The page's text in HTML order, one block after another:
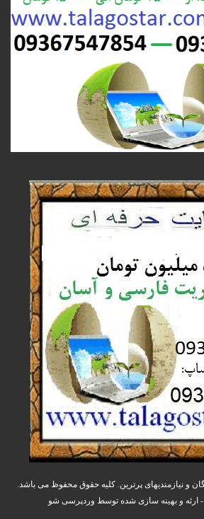
- ارئه و بهینه سازی شده توسط وردپرسی شو